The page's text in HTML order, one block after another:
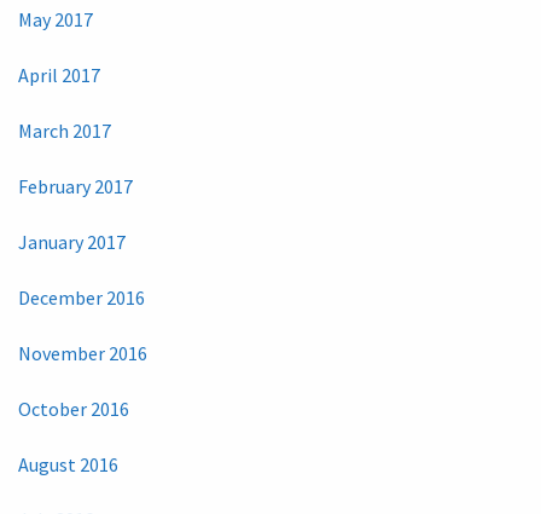
May 2017
April 2017
March 2017
February 2017
January 2017
December 2016
November 2016
October 2016
August 2016